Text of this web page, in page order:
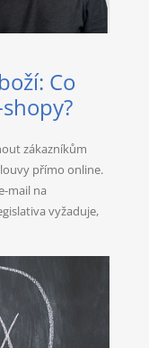
Co
zákazníkům
přímo online.
mail na
vyžaduje,